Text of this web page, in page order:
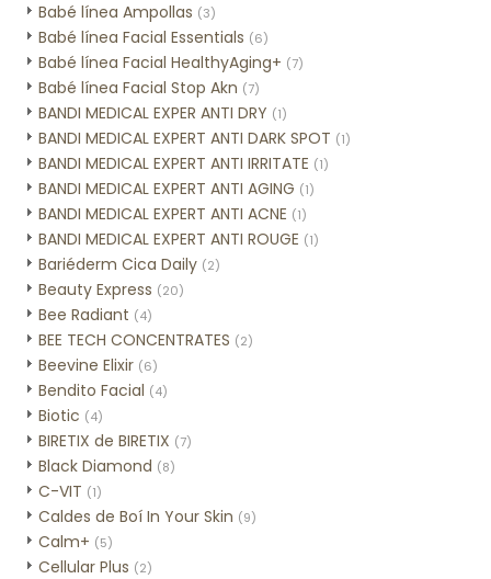
Babé línea Ampollas (3)
Babé línea Facial Essentials (6)
Babé línea Facial HealthyAging+ (7)
Babé línea Facial Stop Akn (7)
BANDI MEDICAL EXPER ANTI DRY (1)
BANDI MEDICAL EXPERT ANTI DARK SPOT (1)
BANDI MEDICAL EXPERT ANTI IRRITATE (1)
BANDI MEDICAL EXPERT ANTI AGING (1)
BANDI MEDICAL EXPERT ANTI ACNE (1)
BANDI MEDICAL EXPERT ANTI ROUGE (1)
Bariéderm Cica Daily (2)
Beauty Express (20)
Bee Radiant (4)
BEE TECH CONCENTRATES (2)
Beevine Elixir (6)
Bendito Facial (4)
Biotic (4)
BIRETIX de BIRETIX (7)
Black Diamond (8)
C-VIT (1)
Caldes de Boí In Your Skin (9)
Calm+ (5)
Cellular Plus (2)